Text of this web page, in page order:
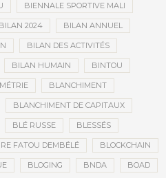
BIENNALE SPORTIVE MALI
BILAN 2024 BILAN ANNUEL
BILAN DES ACTIVITÉS
BILAN HUMAIN BINTOU
BLANCHIMENT
BLANCHIMENT DE CAPITAUX
BLÉ RUSSE BLESSÉS
FATOU DEMBÉLÉ BLOCKCHAIN
BLOGING BNDA BOAD